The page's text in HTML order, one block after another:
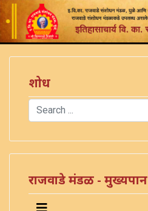
शोध
Search
राजवाडे मंडळ - मुख्यपान